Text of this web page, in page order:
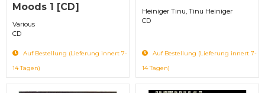
Moods 1 [CD]
Various
CD
Auf Bestellung (Lieferung innert 7-
14 Tagen)
Heiniger Tinu, Tinu Heiniger
CD
Auf Bestellung (Lieferung innert 7-
14 Tagen)